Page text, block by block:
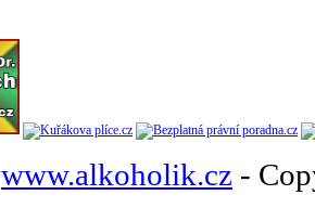
www.alkoholik.cz -